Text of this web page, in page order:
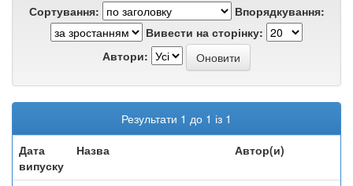
Сортування:
Впорядкування:
Вивести на сторінку:
Автори:
Результати 1 до 1 із 1
Дата
випуску
Назва Автор(и)